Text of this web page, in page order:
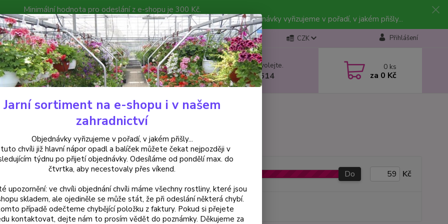
Minimální hodnota pro odeslání z e-shopu je 300 Kč.
můžete čekat nejpozději v následujícím týdnu po přijetí objednávky. Objednávky vyřizujeme v pořadí, v jakém přišly...
Poradna Kontakty CZK Přihlášení
Hledat Nevíte si rady? Zavolejte.
+420 602 223 614
0 ks
za 0 Kč
Balkónové rostliny Bidens
Kč Od Do Kč
Novinka Akce Doprava ZDARMA TOP produkt
Jarní sortiment na e-shopu i v našem
zahradnictví
Objednávky vyřizujeme v pořadí, v jakém přišly...
chvíli již hlavní nápor opadl a balíček můžete čekat nejpozději v
týdnu po přijetí objednávky. Odesíláme od pondělí max. do
čtvrtka, aby necestovaly přes víkend.
upozornění: ve chvíli objednání chvíli máme všechny rostliny, které jsou
skladem, ale ojediněle se může stát, že při odeslání některá chybí.
případě odečteme chybějící položku z faktury. Pokud si přejete
kontaktovat, dejte nám to prosím vědět do poznámky. Děkujeme za